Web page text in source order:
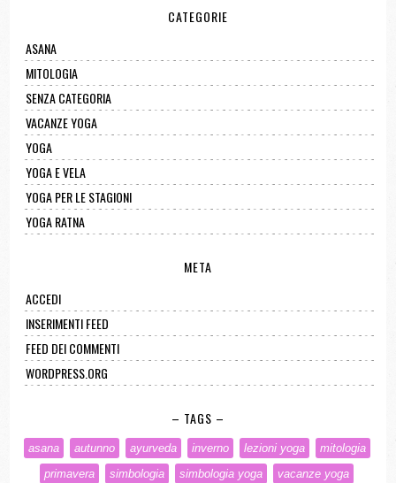
CATEGORIE
ASANA
MITOLOGIA
SENZA CATEGORIA
VACANZE YOGA
YOGA
YOGA E VELA
YOGA PER LE STAGIONI
YOGA RATNA
META
ACCEDI
INSERIMENTI FEED
FEED DEI COMMENTI
WORDPRESS.ORG
– TAGS –
asana autunno ayurveda inverno lezioni yoga
mitologia
primavera
simbologia simbologia yoga
vacanze yoga